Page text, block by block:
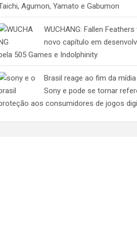
Agumon, Yamato e Gabumon
WUCHANG: Fallen
novo capítulo em
505 Games e Indolphinity
Brasil reage ao fim da
Sony e pode se tornar
aos consumidores de jogos